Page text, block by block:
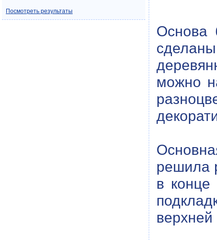
Основа
можно
решила
в конце
Посмотреть результаты